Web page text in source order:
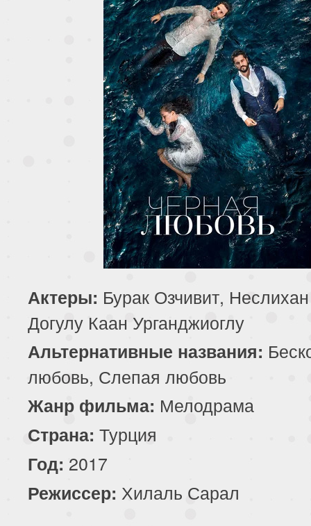
171 серия
172 серия 173 серия
175 серия
176 серия 177 серия
179 серия
180 серия 181 серия
183 серия
184 серия 185 серия
187 серия
188 серия 189 серия
191 серия
192 серия 193 серия
195 серия
196 серия 197 серия
199 серия
200 серия 201 серия
203 серия
204 серия 205 серия
207 серия
208 серия 209 серия
211 серия
212 серия 213 серия
215 серия
217 серия
219 серия
223 серия
224 серия 225 серия
Актеры: Бурак Озчивит,
Догулу Каан Урганджиоглу
Альтернативные названия:
любовь, Слепая любовь
Жанр фильма: Мелодрама
Страна: Турция
Год: 2017
Режиссер: Хилаль Сарал